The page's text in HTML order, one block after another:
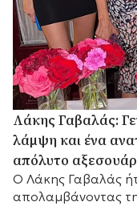
Λάκης Γαβαλάς:
λάμψη και ένα
απόλυτο
Ο Λάκης Γαβαλάς
απολαμβάνοντας τη